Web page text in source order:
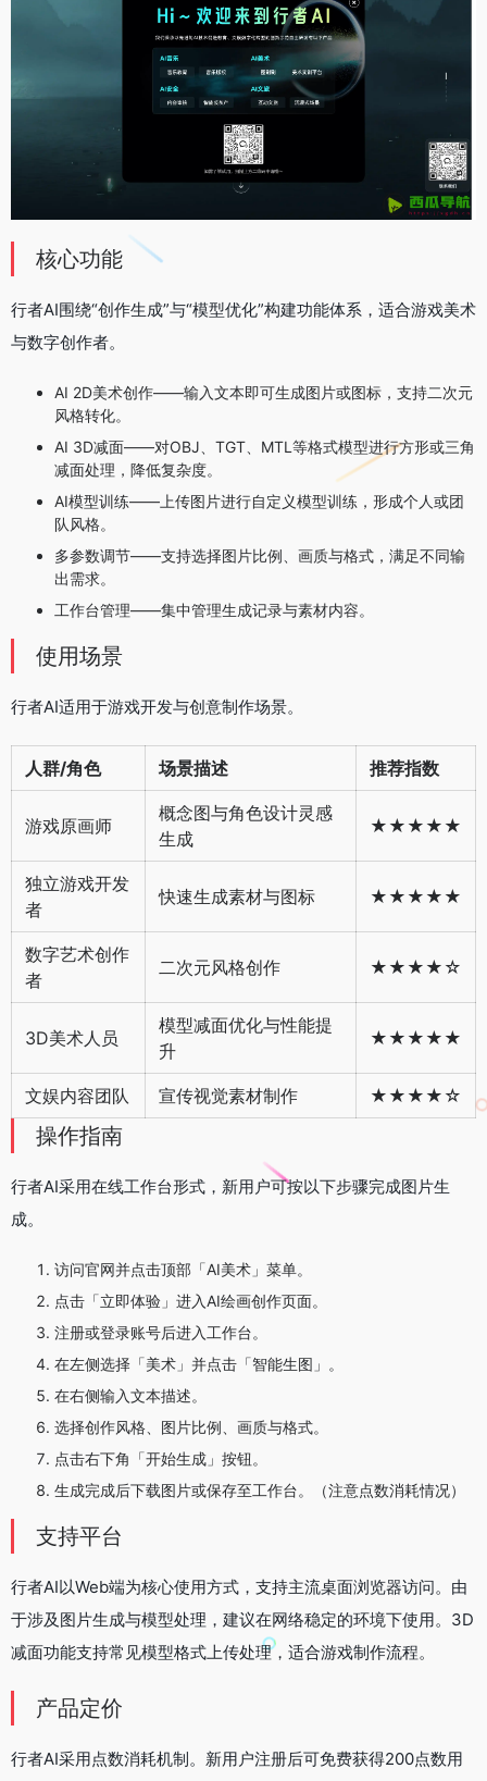
核心功能
行者AI围绕“创作生成”与“模型优化”构建功能体系，适合游戏美术
与数字创作者。
AI 2D美术创作——输入文本即可生成图片或图标，支持二次元
风格转化。
AI 3D减面——对OBJ、TGT、MTL等格式模型进行方形或三角
减面处理，降低复杂度。
AI模型训练——上传图片进行自定义模型训练，形成个人或团
队风格。
多参数调节——支持选择图片比例、画质与格式，满足不同输
出需求。
工作台管理——集中管理生成记录与素材内容。
使用场景
行者AI适用于游戏开发与创意制作场景。
人群/角色 场景描述 推荐指数
游戏原画师
概念图与角色设计灵感
生成
★★★★★
独立游戏开发
者
快速生成素材与图标 ★★★★★
数字艺术创作
者
二次元风格创作 ★★★★☆
3D美术人员
模型减面优化与性能提
升
★★★★★
文娱内容团队 宣传视觉素材制作 ★★★★☆
操作指南
行者AI采用在线工作台形式，新用户可按以下步骤完成图片生
成。
访问官网并点击顶部「AI美术」菜单。
点击「立即体验」进入AI绘画创作页面。
注册或登录账号后进入工作台。
在左侧选择「美术」并点击「智能生图」。
在右侧输入文本描述。
选择创作风格、图片比例、画质与格式。
点击右下角「开始生成」按钮。
生成完成后下载图片或保存至工作台。（注意点数消耗情况）
支持平台
行者AI以Web端为核心使用方式，支持主流桌面浏览器访问。由
于涉及图片生成与模型处理，建议在网络稳定的环境下使用。3D
减面功能支持常见模型格式上传处理，适合游戏制作流程。
产品定价
行者AI采用点数消耗机制。新用户注册后可免费获得200点数用